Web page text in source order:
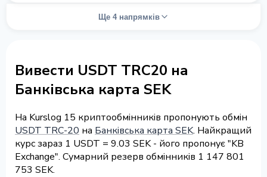
Ще 4 напрямків
Вивести USDT TRC20 на
Банківська карта SEK
На Kurslog 15 криптообмінників пропонують обмін
USDT TRC-20 на Банківська карта SEK. Найкращий
курс зараз 1 USDT = 9.03 SEK - його пропонує "KB
Exchange". Сумарний резерв обмінників 1 147 801
753 SEK.